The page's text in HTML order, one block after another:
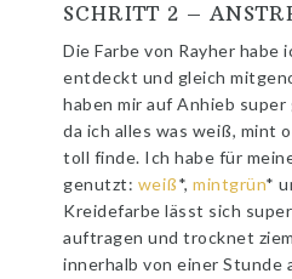
SCHRITT 2 –
Die Farbe von Rayher habe
entdeckt und gleich
haben mir auf Anhieb
da ich alles was weiß, mint
toll finde. Ich habe für
genutzt: weiß*,mintgrün*
Kreidefarbe lässt sich
auftragen und trocknet
innerhalb von einer Stunde